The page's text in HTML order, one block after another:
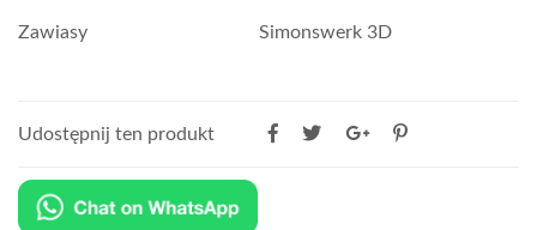
Zawiasy Simonswerk 3D
Udostępnij ten produkt